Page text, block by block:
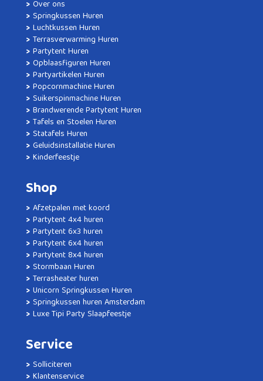
Over ons
Springkussen Huren
Luchtkussen Huren
Terrasverwarming Huren
Partytent Huren
Opblaasfiguren Huren
Partyartikelen Huren
Popcornmachine Huren
Suikerspinmachine Huren
Brandwerende Partytent Huren
Tafels en Stoelen Huren
Statafels Huren
Geluidsinstallatie Huren
Kinderfeestje
Shop
Afzetpalen met koord
Partytent 4x4 huren
Partytent 6x3 huren
Partytent 6x4 huren
Partytent 8x4 huren
Stormbaan Huren
Terrasheater huren
Unicorn Springkussen Huren
Springkussen huren Amsterdam
Luxe Tipi Party Slaapfeestje
Service
Solliciteren
Klantenservice